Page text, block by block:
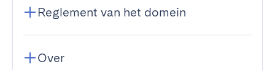
Reglement van het domein
Over